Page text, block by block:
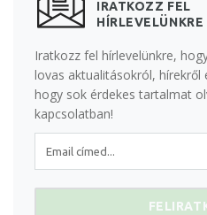
IRATKOZZ FEL
HÍRLEVELÜNKRE
Iratkozz fel hírlevelünkre,
lovas aktualitásokról,
hogy sok érdekes tartalmat
kapcsolatban!